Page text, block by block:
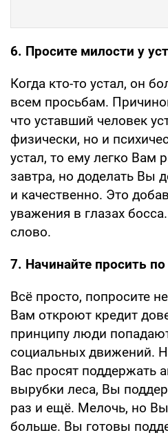
6. Просите милости у
Когда кто-то устал, он
всем просьбам.
что уставший человек
физически, но и
устал, то ему легко Вам
завтра, но доделать Вы
и качественно. Это
уважения в глазах
слово.
7. Начинайте просить
Всё просто, попросите
Вам откроют кредит
принципу люди
социальных движений.
Вас просят поддержать
вырубки леса, Вы
раз и ещё. Мелочь, но
больше. Вы готовы